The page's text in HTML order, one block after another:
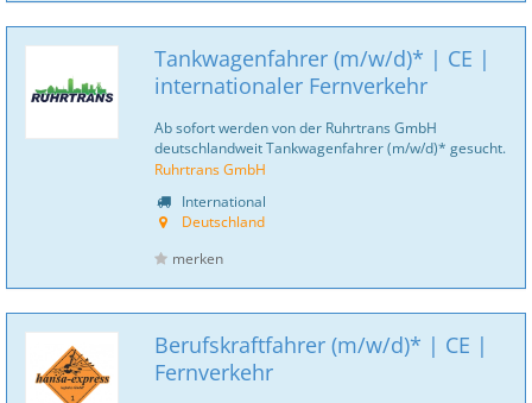
Tankwagenfahrer (m/w/d)* | CE |
internationaler Fernverkehr
Ab sofort werden von der Ruhrtrans GmbH
deutschlandweit Tankwagenfahrer (m/w/d)* gesucht.
Ruhrtrans GmbH
International
Deutschland
merken
Berufskraftfahrer (m/w/d)* | CE |
Fernverkehr